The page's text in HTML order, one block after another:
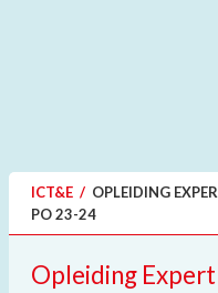
ICT&E / OPLEIDING
PO 23-24
Opleiding